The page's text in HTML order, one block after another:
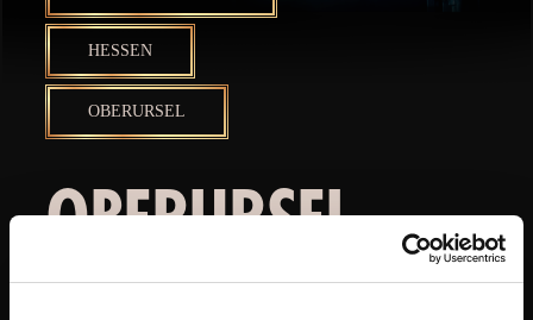
HESSEN
OBERURSEL
OBERURSEL